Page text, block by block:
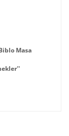
Masa